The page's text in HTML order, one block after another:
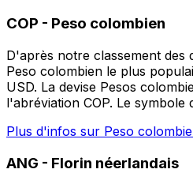
COP - Peso colombien
D'après notre classement des
Peso colombien le plus
USD. La devise Pesos
l'abréviation COP. Le symbole
Plus d'infos sur Peso
ANG - Florin néerlandais